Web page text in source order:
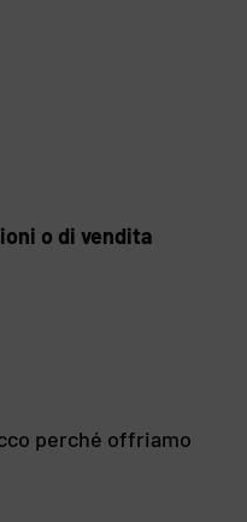
o di vendita
perché offriamo